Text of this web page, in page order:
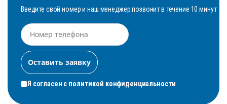
Введите свой номер и наш менеджер позвонит в течение 10 минут
Я согласен с политикой конфиденциальности